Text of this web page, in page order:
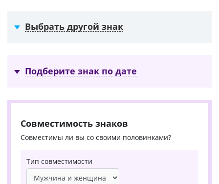
Выбрать другой знак
Подберите знак по дате
Совместимость знаков
Совместимы ли вы со своими половинками?
Тип совместимости